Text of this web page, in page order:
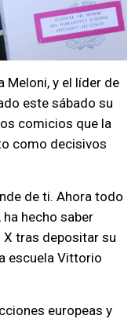
Meloni, y el líder de
este sábado su
comicios que la
como decisivos
de ti. Ahora todo
ha hecho saber
X tras depositar su
escuela Vittorio
europeas y